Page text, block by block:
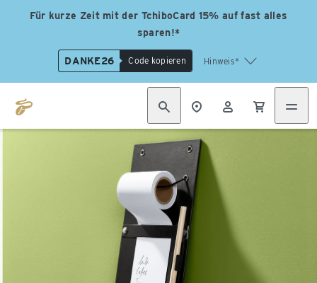
Für kurze Zeit mit der TchiboCard 15% auf fast alles
sparen!*
DANKE26 Code kopieren Hinweis*